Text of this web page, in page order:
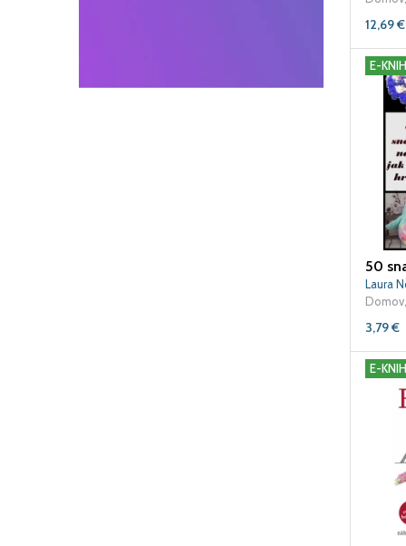
12,69€
E-
Laura
3,79€
E-